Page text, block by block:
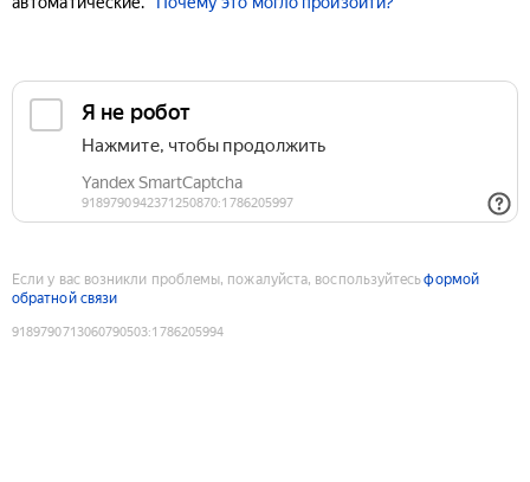
Если у вас возникли проблемы, пожалуйста, воспользуйтесьформой
обратной связи
9189790713060790503:1786205994